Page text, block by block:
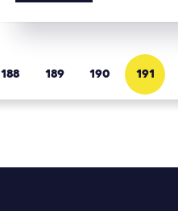
188 189 190 191